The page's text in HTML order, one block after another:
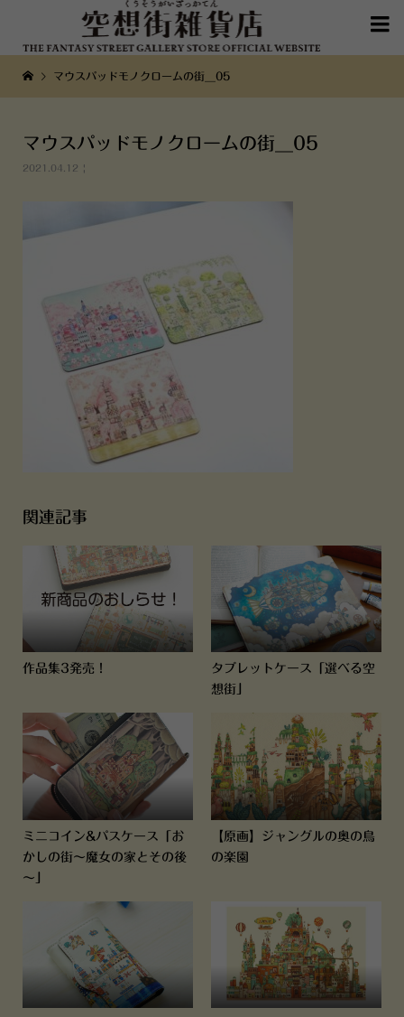

マウスパッドモノクロームの街__05
マウスパッドモノクロームの街__05
2021.04.12
関連記事
作品集3発売！
タブレットケース「選べる空
想街」
ミニコイン&パスケース「お
かしの街～魔女の家とその後
～」
【原画】ジャングルの奥の鳥
の楽園